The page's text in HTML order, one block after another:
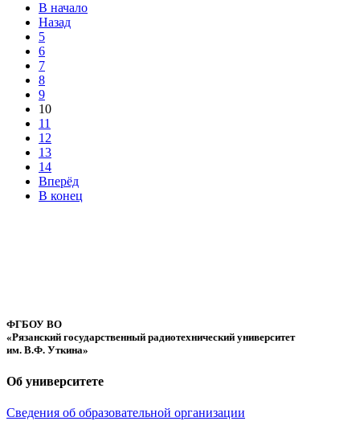
В начало
Назад
5
6
7
8
9
10
11
12
13
14
Вперёд
В конец
ФГБОУ ВО
«Рязанский государственный радиотехнический университет
им. В.Ф. Уткина»
Об университете
Сведения об образовательной организации